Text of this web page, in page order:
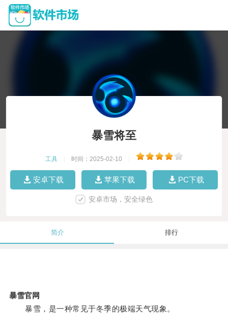
暴雪将至
工具 时间：2025-02-10
安卓下载 苹果下载 PC下载
安卓市场，安全绿色
简介 排行
暴雪官网
暴雪，是一种常见于冬季的极端天气现象。